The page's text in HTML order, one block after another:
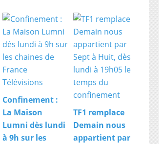
Confinement :
La Maison
Lumni dès lundi
à 9h sur les
TF1 remplace
Demain nous
appartient par